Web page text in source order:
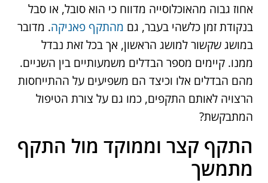
אחוז גבוה מהאוכלוסייה מדווח כי הוא סובל, או סבל
בנקודת זמן כלשהי בעבר, גם מהתקף פאניקה. מדובר
במושג שקשור למושג הראשון, אך בכל זאת נבדל
ממנו. קיימים מספר הבדלים משמעותיים בין השניים.
מהם הבדלים אלו וכיצד הם משפיעים על ההתייחסות
הרצויה לאותם התקפים, כמו גם על צורת הטיפול
המתבקשת?
התקף קצר וממוקד מול התקף
מתמשך